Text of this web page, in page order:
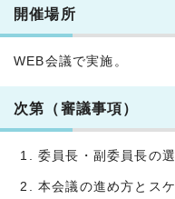
開催場所
WEB会議で実施。
次第（審議事項）
委員長・副委員長の
本会議の進め方とス